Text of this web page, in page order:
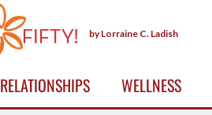
by Lorraine C. Ladish
RELATIONSHIPS WELLNESS